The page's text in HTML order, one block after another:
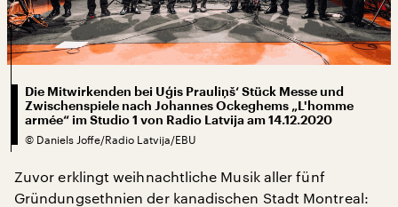
Die Mitwirkenden bei Uģis Prauliņš‘ Stück Messe und
Zwischenspiele nach Johannes Ockeghems „L'homme
armée“ im Studio 1 von Radio Latvija am 14.12.2020
© Daniels Joffe/Radio Latvija/EBU
Zuvor erklingt weihnachtliche Musik aller fünf
Gründungsethnien der kanadischen Stadt Montreal: